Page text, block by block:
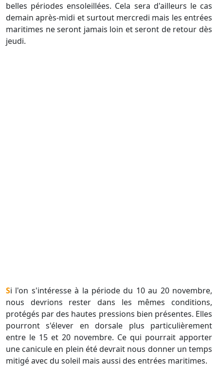
belles périodes ensoleillées. Cela sera d'ailleurs le cas
demain après-midi et surtout mercredi mais les entrées
maritimes ne seront jamais loin et seront de retour dès
jeudi.
Si l'on s'intéresse à la période du 10 au 20 novembre,
nous devrions rester dans les mêmes conditions,
protégés par des hautes pressions bien présentes. Elles
pourront s'élever en dorsale plus particulièrement
entre le 15 et 20 novembre. Ce qui pourrait apporter
une canicule en plein été devrait nous donner un temps
mitigé avec du soleil mais aussi des entrées maritimes.